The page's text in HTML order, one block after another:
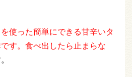
使った簡単にできる甘辛いタ
す。食べ出したら止まらな